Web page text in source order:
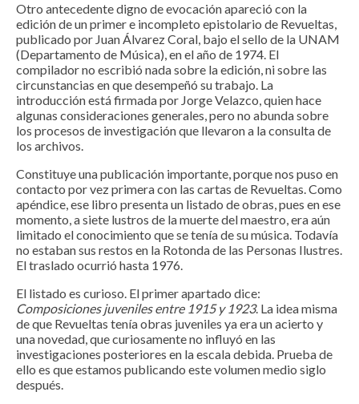
Otro antecedente digno de evocación apareció con la
edición de un primer e incompleto epistolario de Revueltas,
publicado por Juan Álvarez Coral, bajo el sello de la UNAM
(Departamento de Música), en el año de 1974. El
compilador no escribió nada sobre la edición, ni sobre las
circunstancias en que desempeñó su trabajo. La
introducción está firmada por Jorge Velazco, quien hace
algunas consideraciones generales, pero no abunda sobre
los procesos de investigación que llevaron a la consulta de
los archivos.
Constituye una publicación importante, porque nos puso en
contacto por vez primera con las cartas de Revueltas. Como
apéndice, ese libro presenta un listado de obras, pues en ese
momento, a siete lustros de la muerte del maestro, era aún
limitado el conocimiento que se tenía de su música. Todavía
no estaban sus restos en la Rotonda de las Personas Ilustres.
El traslado ocurrió hasta 1976.
El listado es curioso. El primer apartado dice:
Composiciones juveniles entre 1915 y 1923. La idea misma
de que Revueltas tenía obras juveniles ya era un acierto y
una novedad, que curiosamente no influyó en las
investigaciones posteriores en la escala debida. Prueba de
ello es que estamos publicando este volumen medio siglo
después.